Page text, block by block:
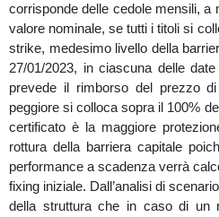
corrisponde delle cedole mensili, a
valore nominale, se tutti i titoli si
strike, medesimo livello della
27/01/2023, in ciascuna delle
prevede il rimborso del prezzo
peggiore si colloca sopra il 100%
certificato è la maggiore
rottura della barriera capitale
performance a scadenza verrà
fixing iniziale. Dall’analisi di
della struttura che in caso di un